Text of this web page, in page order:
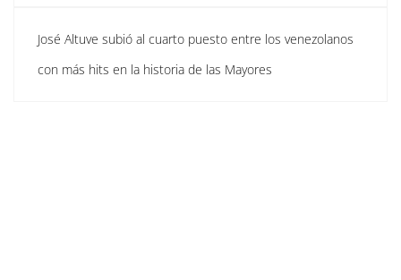
José Altuve subió al cuarto puesto entre los venezolanos
con más hits en la historia de las Mayores